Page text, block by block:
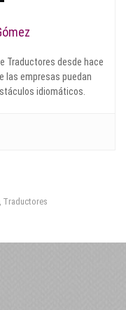
Traductores desde hace
las empresas puedan
idiomáticos.
, Traductores